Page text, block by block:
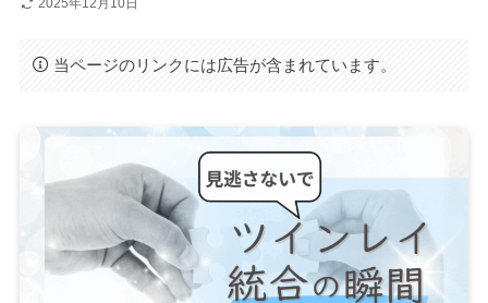
2025年12月10日
当ページのリンクには広告が含まれています。